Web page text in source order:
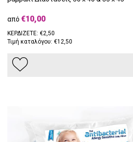
από €10,00
ΚΕΡΔΙΖΕΤΕ: €2,50
Τιμή καταλόγου: €12,50